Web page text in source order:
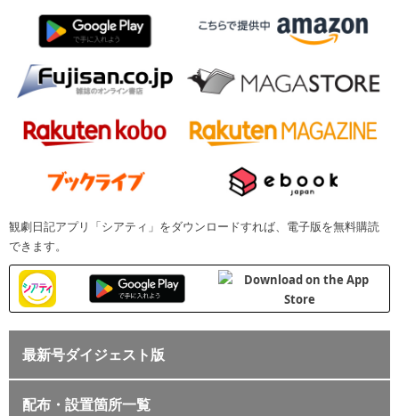
観劇日記アプリ「シアティ」をダウンロードすれば、電子版を無料購読
できます。
最新号ダイジェスト版
配布・設置箇所一覧